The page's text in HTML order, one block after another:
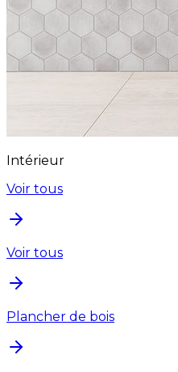
Intérieur
Voir tous
Voir tous
Plancher de bois